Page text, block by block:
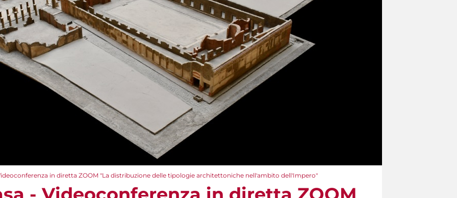
in diretta ZOOM​ "La distribuzione delle tipologie architettoniche nell'ambito dell'Impero"